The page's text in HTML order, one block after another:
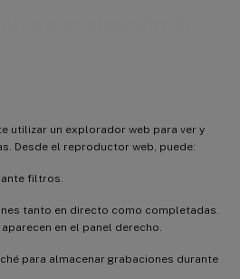
utilizar un explorador web para ver y
Desde el reproductor web, puede:
filtros.
tanto en directo como completadas.
en el panel derecho.
para almacenar grabaciones durante